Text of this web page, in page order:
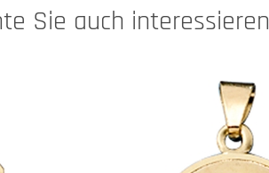
Sie auch interessieren